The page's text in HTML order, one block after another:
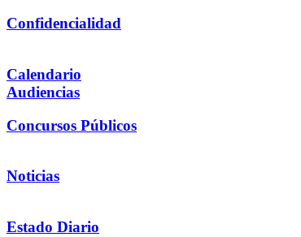
Confidencialidad
Calendario
Audiencias
Concursos Públicos
Noticias
Estado Diario